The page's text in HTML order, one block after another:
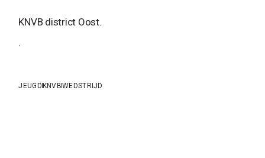
KNVB district Oost.
.
JEUGD KNVBWEDSTRIJD